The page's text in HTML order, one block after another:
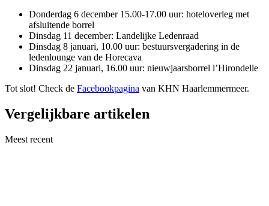
Donderdag 6 december 15.00-17.00 uur: hoteloverleg met
afsluitende borrel
Dinsdag 11 december: Landelijke Ledenraad
Dinsdag 8 januari, 10.00 uur: bestuursvergadering in de
ledenlounge van de Horecava
Dinsdag 22 januari, 16.00 uur: nieuwjaarsborrel l’Hirondelle
Tot slot! Check de Facebookpagina van KHN Haarlemmermeer.
Vergelijkbare artikelen
Meest recent